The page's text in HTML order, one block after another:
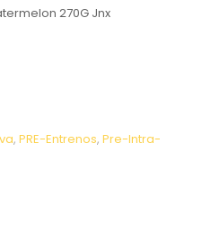
270G Jnx
, PRE-Entrenos, Pre-Intra-